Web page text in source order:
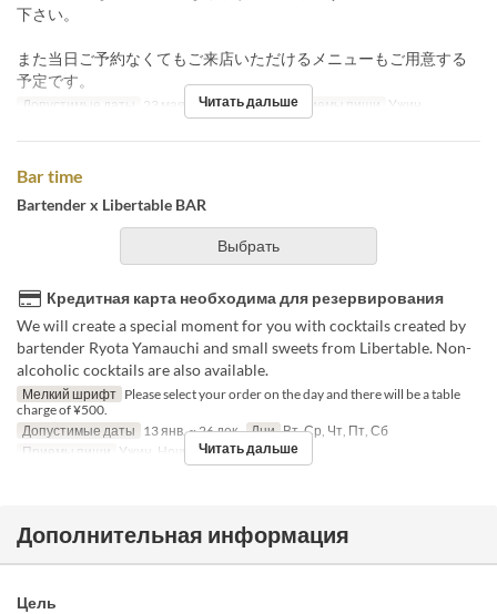
下さい。
また当日ご予約なくてもご来店いただけるメニューもご用意する
予定です。
Допустимые даты 23 мая. 2025 Дни Пт Приемы пищи Ужин
Читать дальше
Bar time
Bartender x Libertable BAR
Выбрать
Кредитная карта необходима для резервирования
We will create a special moment for you with cocktails created by
bartender Ryota Yamauchi and small sweets from Libertable. Non-
alcoholic cocktails are also available.
Мелкий шрифт Please select your order on the day and there will be a table
charge of ¥500.
Допустимые даты 13 янв. ~ 26 дек. Дни Вт, Ср, Чт, Пт, Сб
Приемы пищи Ужин, Ночь Читать дальше
Дополнительная информация
Цель